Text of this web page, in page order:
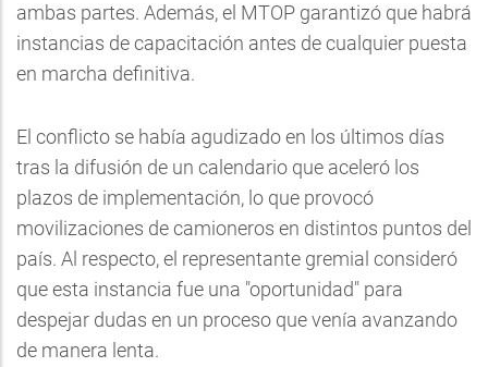
ambas partes. Además, el MTOP garantizó que habrá
instancias de capacitación antes de cualquier puesta
en marcha definitiva.
El conflicto se había agudizado en los últimos días
tras la difusión de un calendario que aceleró los
plazos de implementación, lo que provocó
movilizaciones de camioneros en distintos puntos del
país. Al respecto, el representante gremial consideró
que esta instancia fue una "oportunidad" para
despejar dudas en un proceso que venía avanzando
de manera lenta.